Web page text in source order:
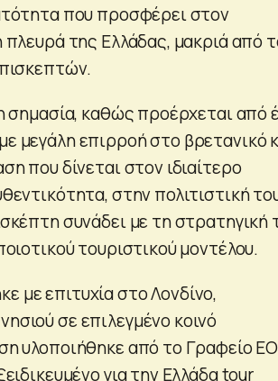
που προσφέρει στον
πλευρά της Ελλάδας, μακριά από
σημασία, καθώς προέρχεται από
μεγάλη επιρροή στο βρετανικό
που δίνεται στον ιδιαίτερο
στην πολιτιστική
συνάδει με τη στρατηγική
τουριστικού μοντέλου.
με επιτυχία στο Λονδίνο,
σε επιλεγμένο κοινό
υλοποιήθηκε από το Γραφείο
για την Ελλάδα tour